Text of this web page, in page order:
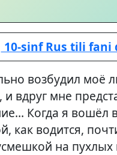
10-sinf Rus tili fani
возбудил моё
вдруг мне
Когда я
как водится,
на пухлых